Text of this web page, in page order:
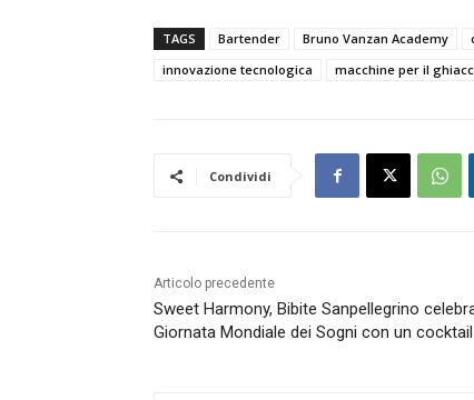
TAGS Bartender Bruno Vanzan Academy
innovazione tecnologica
macchine per il
Condividi
Articolo precedente
Sweet Harmony, Bibite Sanpellegrino
Giornata Mondiale dei Sogni con un cocktail